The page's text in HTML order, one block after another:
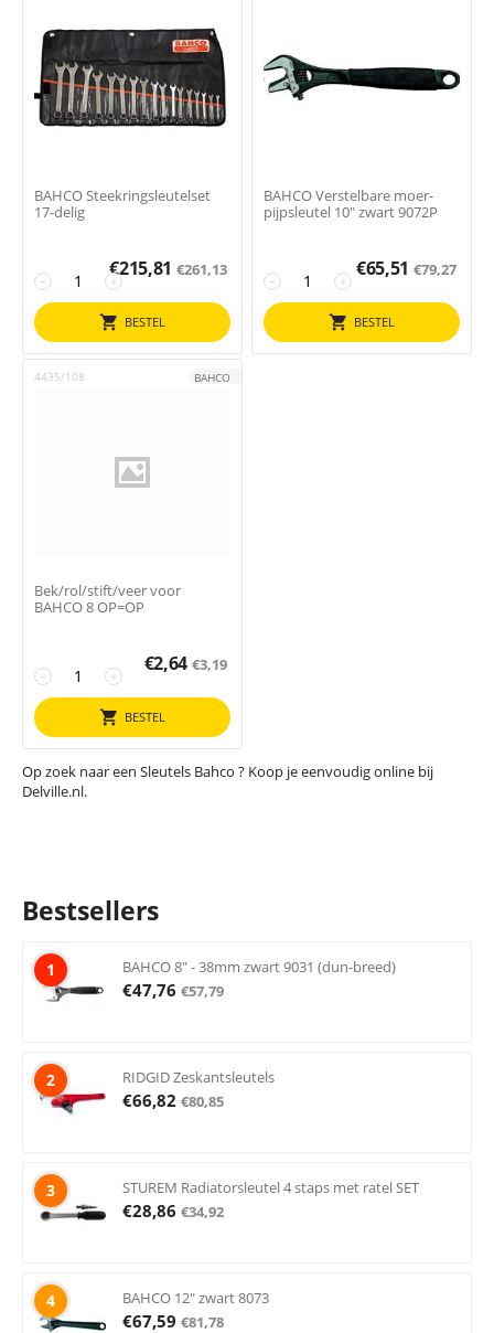
BAHCO Steekringsleutelset
17-delig
+
−
€215,81 €261,13
BESTEL
BAHCO Verstelbare moer-
pijpsleutel 10" zwart 9072P
+
−
€65,51 €79,27
BESTEL
4435/108 BAHCO
Bek/rol/stift/veer voor
BAHCO 8 OP=OP
+
−
€2,64 €3,19
BESTEL
Op zoek naar een Sleutels Bahco ? Koop je eenvoudig online bij
Delville.nl.
Bestsellers
1 BAHCO 8" - 38mm zwart 9031 (dun-breed)
€47,76 €57,79
2 RIDGID Zeskantsleutels
€66,82 €80,85
3 STUREM Radiatorsleutel 4 staps met ratel SET
€28,86 €34,92
4 BAHCO 12" zwart 8073
€67,59 €81,78